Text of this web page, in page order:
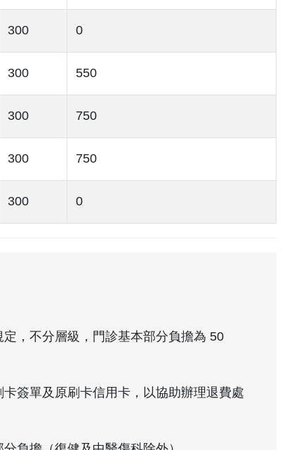
300 0
300 550
300 750
300 750
300 0
，不分層級，門診基本部分負擔為 50
簽單及原刷卡信用卡，以協助辦理退費處